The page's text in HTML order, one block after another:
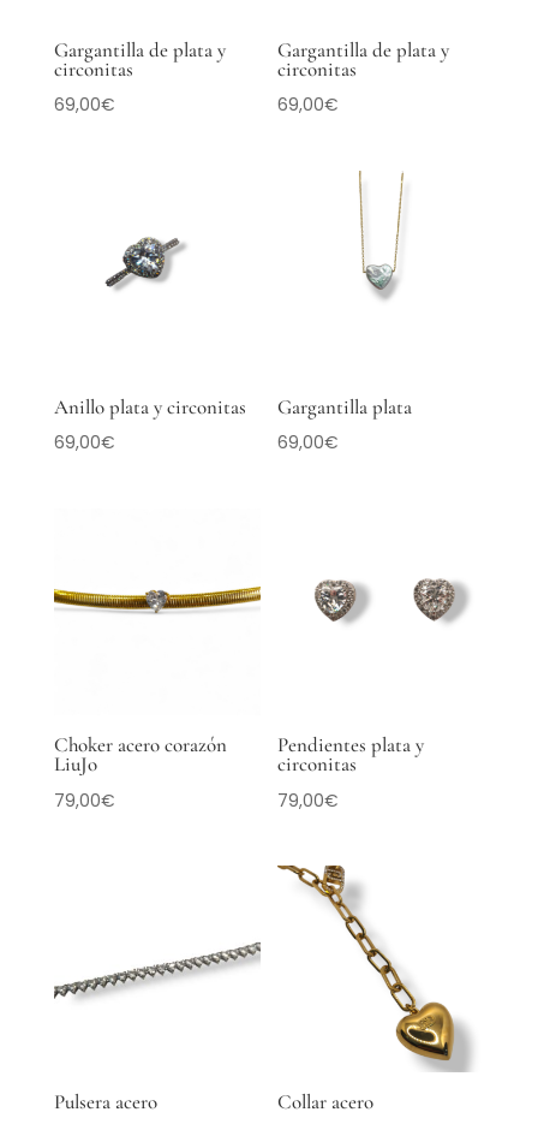
Gargantilla de plata y
circonitas
69,00€
Gargantilla de plata y
circonitas
69,00€
Anillo plata y circonitas
69,00€
Gargantilla plata
69,00€
Choker acero corazón
LiuJo
79,00€
Pendientes plata y
circonitas
79,00€
Pulsera acero Collar acero